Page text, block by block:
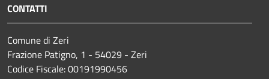
CONTATTI
Comune di Zeri
Frazione Patigno, 1 - 54029 - Zeri
Codice Fiscale: 00191990456